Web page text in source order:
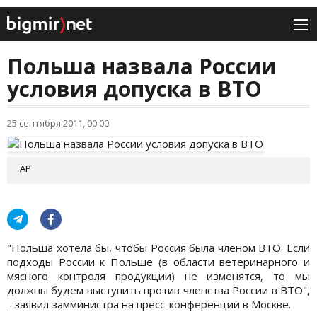
Польша назвала России
условия допуска в ВТО
25 сентября 2011, 00:00
АР
"Польша хотела бы, чтобы Россия была членом ВТО. Если
подходы России к Польше (в области ветеринарного и
мясного контроля продукции) не изменятся, то мы
должны будем выступить против членства России в ВТО",
- заявил замминистра на пресс-конференции в Москве.